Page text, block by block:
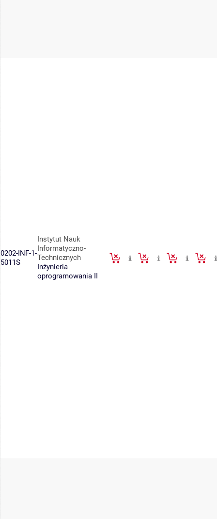
0202-INF-1-
5011S
Instytut Nauk
Informatyczno-
Technicznych
Inżynieria
oprogramowania II